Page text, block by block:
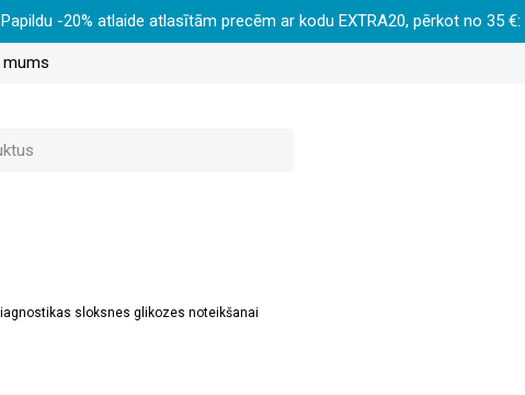
Papildu -20% atlaide atlasītām precēm ar kodu EXTRA20, pērkot no 35 €:
mums
sloksnes glikozes noteikšanai